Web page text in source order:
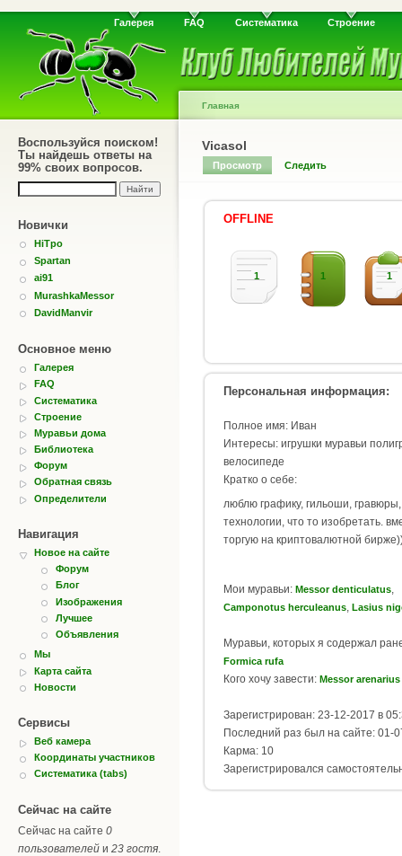
Галерея FAQ Систематика Строение
Воспользуйся поиском!
Ты найдешь ответы на
99% своих вопросов.
Новички
HiTpo
Spartan
ai91
MurashkaMessor
DavidManvir
Основное меню
Галерея
FAQ
Систематика
Строение
Муравьи дома
Библиотека
Форум
Обратная связь
Определители
Навигация
Новое на сайте
Форум
Блог
Изображения
Лучшее
Объявления
Мы
Карта сайта
Новости
Сервисы
Веб камера
Координаты участников
Систематика (tabs)
Сейчас на сайте
Сейчас на сайте 0
пользователей и 23 гостя.
Главная
Vicasol
Просмотр Следить
OFFLINE
1 1 1
Персональная информация:
Полное имя: Иван
Интересы: игрушки муравьи
велосипеде
Кратко о себе:
люблю графику, гильоши,
технологии, что то изобретать.
торгую на криптовалютной
Мои муравьи: Messor denticulatus
Camponotus herculeanus Lasius
Муравьи, которых я содержал
Formica rufa
Кого хочу завести: Messor arenarius
Зарегистрирован: 23-12-2017 в
Последний раз был на сайте: 01-
Карма: 10
Зарегистрировался